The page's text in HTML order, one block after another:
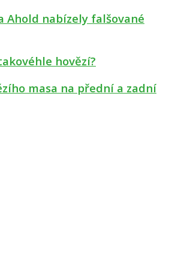
Ahold nabízely falšované
hovězí?
masa na přední a zadní